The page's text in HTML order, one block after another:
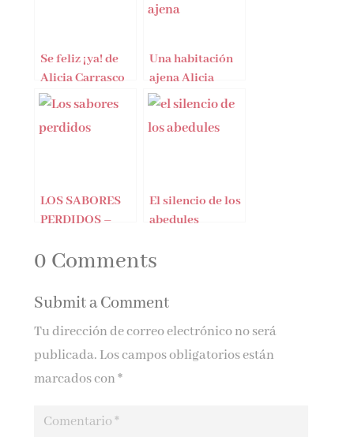
Se feliz ¡ya! de
Alicia Carrasco
Una habitación
ajena Alicia
Giménez
LOS SABORES
PERDIDOS –
MARTOS
El silencio de los
abedules
0 Comments
Submit a Comment
Tu dirección de correo electrónico no será
publicada. Los campos obligatorios están
marcados con*